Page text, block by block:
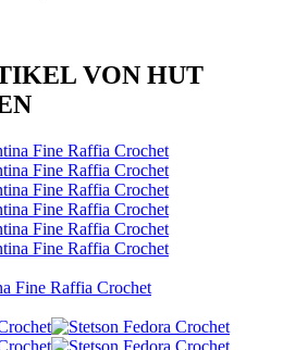
VON HUT
Fine Raffia Crochet